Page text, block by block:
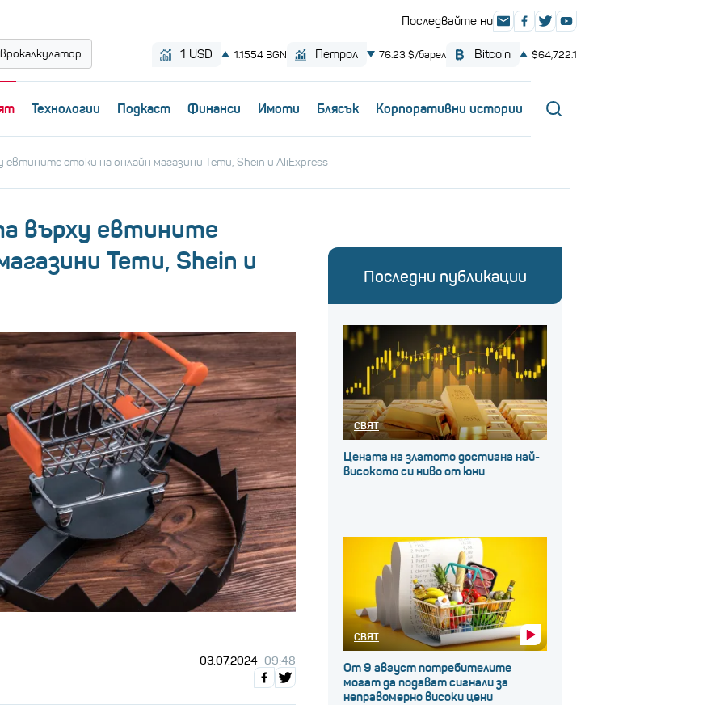
Технологии Пoдкаст Финанси Имоти Блясък Корпоративни истории
стоки на онлайн магазини Temu, Shein и AliExpress
върху евтините
Temu, Shein и
03.07.2024 09:48
Последни публикации
СВЯТ
Цената на златото достигна най-
високото си ниво от юни
СВЯТ
От 9 август потребителите
могат да подават сигнали за
неправомерно високи цени